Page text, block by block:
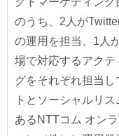
のうち、2人が
の運用を担当、1人
場で対応するアク
グをそれぞれ担当
トとソーシャルリ
あるNTTコム オン